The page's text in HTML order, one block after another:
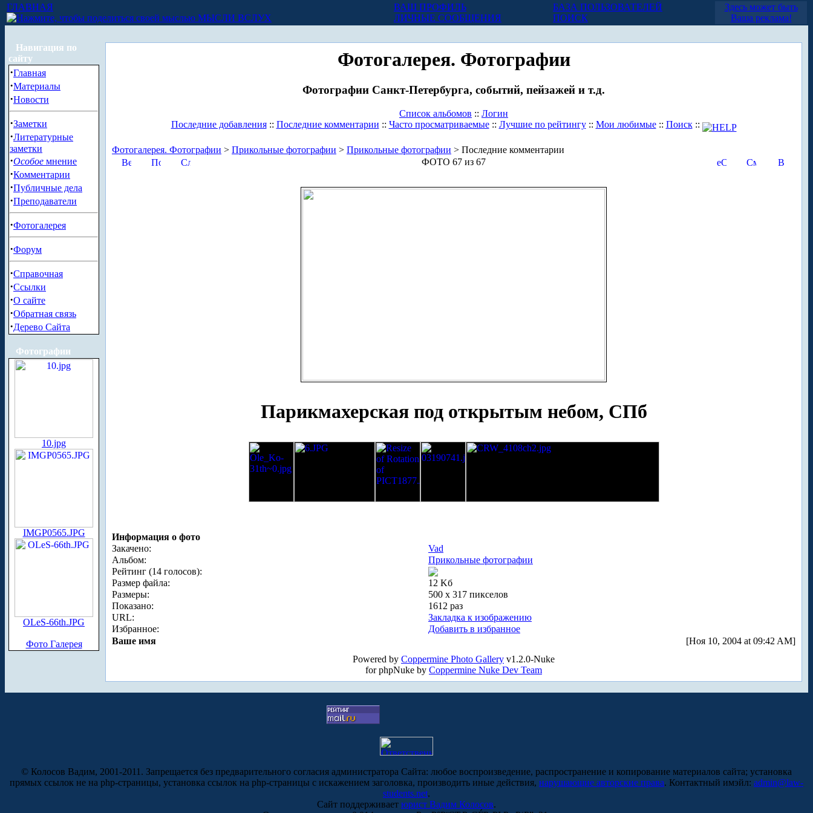
ГЛАВНАЯ
МЫСЛИ ВСЛУХ
ВАШ ПРОФИЛЬ
ЛИЧНЫЕ СООБЩЕНИЯ
БАЗА ПОЛЬЗОВАТЕЛЕЙ
ПОИСК
Здесь может быть
Ваша реклама!
Навигация по
сайту
·Главная
·Материалы
·Новости
·Заметки
·Литературные
заметки
·Особое мнение
·Комментарии
·Публичные дела
·Преподаватели
·Фотогалерея
·Форум
·Справочная
·Ссылки
·О сайте
·Обратная связь
·Дерево Сайта
Фотографии
10.jpg
IMGP0565.JPG
OLeS-66th.JPG
Фото Галерея
Фотогалерея. Фотографии
Фотографии Санкт-Петербурга, событий, пейзажей и т.д.
Список альбомов :: Логин
Последние добавления:: Последние комментарии :: Часто просматриваемые:: Лучшие по рейтингу:: Мои любимые:: Поиск::
Фотогалерея. Фотографии > Прикольные фотографии > Прикольные фотографии > Последние комментарии
ФОТО 67 из 67
Парикмахерская под открытым небом, СПб
Информация о фото
Закачено:
Vad
Альбом:
Прикольные фотографии
Рейтинг (14 голосов):
Размер файла:
12 Kб
Размеры:
500 x 317 пикселов
Показано:
1612 раз
URL:
Закладка к изображению
Избранное:
Добавить в избранное
Ваше имя
[Ноя 10, 2004 at 09:42 AM]
Powered by Coppermine Photo Gallery v1.2.0-Nuke
for phpNuke by Coppermine Nuke Dev Team
© Колосов Вадим, 2001-2011. Запрещается без предварительного согласия администратора Сайта: любое воспроизведение, распространение и копирование материалов сайта; установка
прямых ссылок не на php-страницы, установка ссылок на php-страницы с искажением заголовка, производить иные действия, нарушающие авторские права. Контактный имэйл: admin@law-
students.net.
Сайт поддерживает юрист Вадим Колосов.